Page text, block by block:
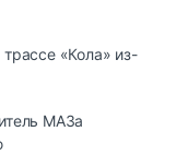
«Кола» из-
МАЗа